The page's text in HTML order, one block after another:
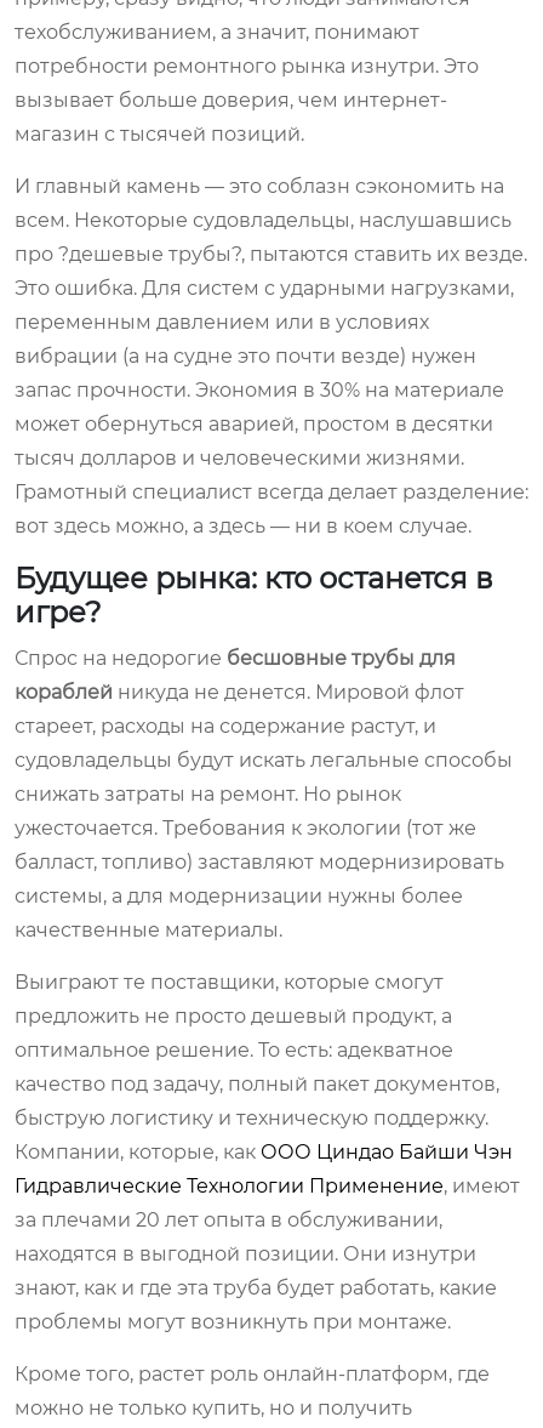
техобслуживанием, а значит, понимают
потребности ремонтного рынка изнутри. Это
вызывает больше доверия, чем интернет-
магазин с тысячей позиций.
И главный камень — это соблазн сэкономить на
всем. Некоторые судовладельцы, наслушавшись
про ?дешевые трубы?, пытаются ставить их везде.
Это ошибка. Для систем с ударными нагрузками,
переменным давлением или в условиях
вибрации (а на судне это почти везде) нужен
запас прочности. Экономия в 30% на материале
может обернуться аварией, простом в десятки
тысяч долларов и человеческими жизнями.
Грамотный специалист всегда делает разделение:
вот здесь можно, а здесь — ни в коем случае.
Будущее рынка: кто останется в
игре?
Спрос на недорогие бесшовные трубы для
кораблей никуда не денется. Мировой флот
стареет, расходы на содержание растут, и
судовладельцы будут искать легальные способы
снижать затраты на ремонт. Но рынок
ужесточается. Требования к экологии (тот же
балласт, топливо) заставляют модернизировать
системы, а для модернизации нужны более
качественные материалы.
Выиграют те поставщики, которые смогут
предложить не просто дешевый продукт, а
оптимальное решение. То есть: адекватное
качество под задачу, полный пакет документов,
быструю логистику и техническую поддержку.
Компании, которые, как ООО Циндао Байши Чэн
Гидравлические Технологии Применение, имеют
за плечами 20 лет опыта в обслуживании,
находятся в выгодной позиции. Они изнутри
знают, как и где эта труба будет работать, какие
проблемы могут возникнуть при монтаже.
Кроме того, растет роль онлайн-платформ, где
можно не только купить, но и получить